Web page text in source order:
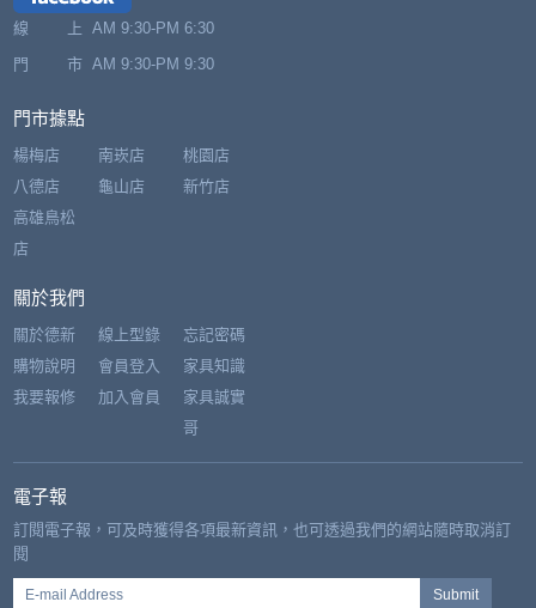
線 上 AM 9:30-PM 6:30
門 市 AM 9:30-PM 9:30
門市據點
楊梅店
八德店
南崁店
龜山店
桃園店
新竹店
高雄鳥松
店
關於我們
關於德新
購物說明
我要報修
線上型錄
會員登入
加入會員
忘記密碼
家具知識
家具誠實
哥
電子報
訂閱電子報，可及時獲得各項最新資訊，也可透過我們的網站隨時取消訂
閱
E-mail Address Submit